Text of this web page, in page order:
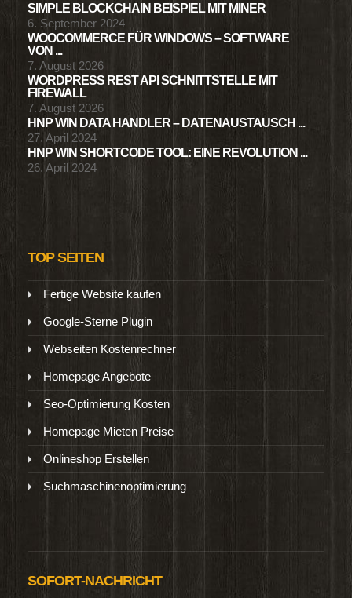
SIMPLE BLOCKCHAIN BEISPIEL MIT MINER
6. September 2024
WOOCOMMERCE FÜR WINDOWS – SOFTWARE
VON ...
7. August 2026
WORDPRESS REST API SCHNITTSTELLE MIT
FIREWALL
7. August 2026
HNP WIN DATA HANDLER – DATENAUSTAUSCH ...
27. April 2024
HNP WIN SHORTCODE TOOL: EINE REVOLUTION ...
26. April 2024
TOP SEITEN
Fertige Website kaufen
Google-Sterne Plugin
Webseiten Kostenrechner
Homepage Angebote
Seo-Optimierung Kosten
Homepage Mieten Preise
Onlineshop Erstellen
Suchmaschinenoptimierung
SOFORT-NACHRICHT